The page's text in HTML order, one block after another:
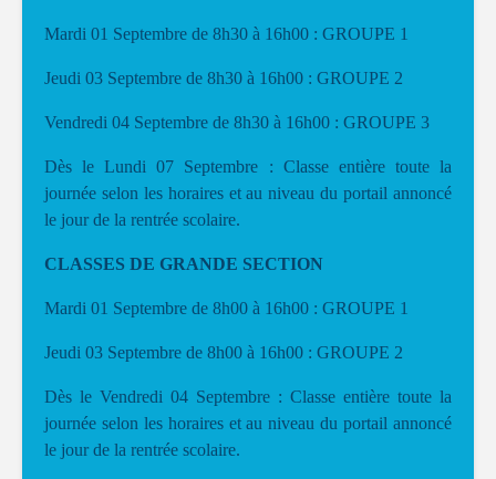
Mardi 01 Septembre de 8h30 à 16h00 : GROUPE 1
Jeudi 03 Septembre de 8h30 à 16h00 : GROUPE 2
Vendredi 04 Septembre de 8h30 à 16h00 : GROUPE 3
Dès le Lundi 07 Septembre : Classe entière toute la
journée selon les horaires et au niveau du portail annoncé
le jour de la rentrée scolaire.
CLASSES DE GRANDE SECTION
Mardi 01 Septembre de 8h00 à 16h00 : GROUPE 1
Jeudi 03 Septembre de 8h00 à 16h00 : GROUPE 2
Dès le Vendredi 04 Septembre : Classe entière toute la
journée selon les horaires et au niveau du portail annoncé
le jour de la rentrée scolaire.